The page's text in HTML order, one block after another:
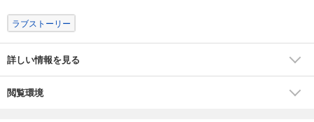
ラブストーリー
詳しい情報を見る
閲覧環境